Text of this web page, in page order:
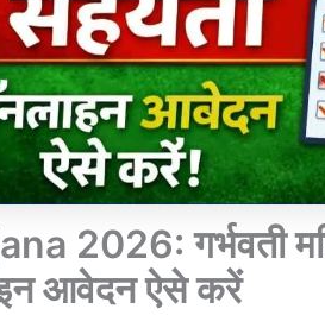
2026: गर्भवती
आवेदन ऐसे करें